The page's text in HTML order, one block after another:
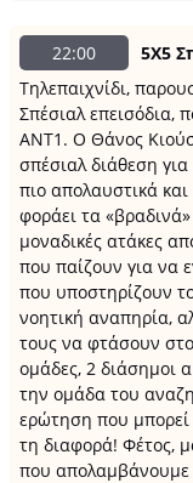
22:00
5X5
Τηλεπαιχνίδι,
Σπέσιαλ επεισόδια,
ΑΝΤ1. Ο Θάνος
σπέσιαλ διάθεση
πιο απολαυστικά
φοράει τα «βραδινά»
μοναδικές ατάκες
που παίζουν για να
που υποστηρίζουν
νοητική αναπηρία,
τους να φτάσουν
ομάδες, 2 διάσημοι
την ομάδα του
ερώτηση που μπορεί
τη διαφορά! Φέτος,
που απολαμβάνουμε